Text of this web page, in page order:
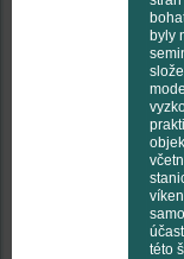
byly
této